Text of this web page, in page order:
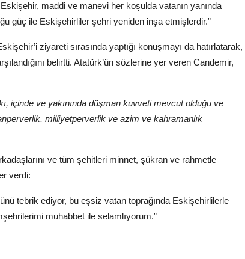
maddi ve manevi her koşulda vatanın yanında
güç ile Eskişehirliler şehri yeniden inşa etmişlerdir.”
ziyareti sırasında yaptığı konuşmayı da hatırlatarak,
belirtti. Atatürk’ün sözlerine yer veren Candemir,
içinde ve yakınında düşman kuvveti mevcut olduğu ve
milliyetperverlik ve azim ve kahramanlık
ve tüm şehitleri minnet, şükran ve rahmetle
verdi:
tebrik ediyor, bu eşsiz vatan toprağında Eskişehirlilerle
muhabbet ile selamlıyorum.”